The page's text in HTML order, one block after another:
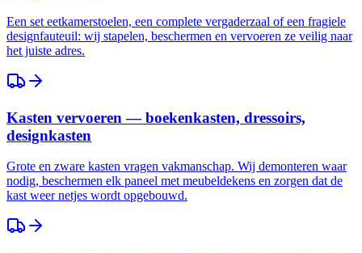
Een set eetkamerstoelen, een complete vergaderzaal of een fragiele
designfauteuil: wij stapelen, beschermen en vervoeren ze veilig naar
het juiste adres.
Kasten vervoeren — boekenkasten, dressoirs,
designkasten
Grote en zware kasten vragen vakmanschap. Wij demonteren waar
nodig, beschermen elk paneel met meubeldekens en zorgen dat de
kast weer netjes wordt opgebouwd.